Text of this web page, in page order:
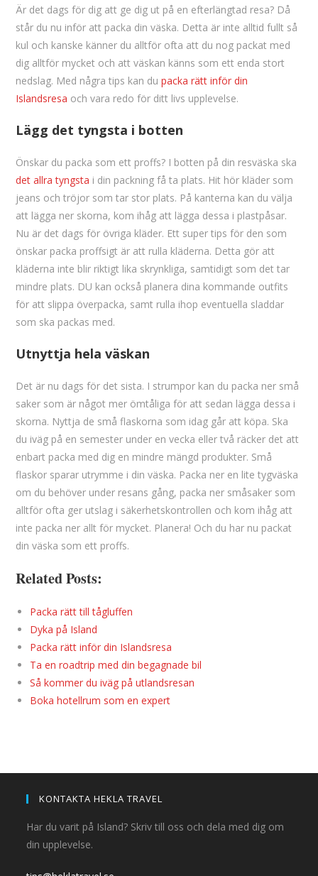
Är det dags för dig att ge dig ut på en efterlängtad resa? Då
står du nu inför att packa din väska. Detta är inte alltid fullt så
kul och kanske känner du alltför ofta att du nog packat med
dig alltför mycket och att väskan känns som ett enda stort
nedslag. Med några tips kan dupacka rätt inför din
Islandsresa och vara redo för ditt livs upplevelse.
Lägg det tyngsta i botten
Önskar du packa som ett proffs? I botten på din resväska ska
det allra tyngsta i din packning få ta plats. Hit hör kläder som
jeans och tröjor som tar stor plats. På kanterna kan du välja
att lägga ner skorna, kom ihåg att lägga dessa i plastpåsar.
Nu är det dags för övriga kläder. Ett super tips för den som
önskar packa proffsigt är att rulla kläderna. Detta gör att
kläderna inte blir riktigt lika skrynkliga, samtidigt som det tar
mindre plats. DU kan också planera dina kommande outfits
för att slippa överpacka, samt rulla ihop eventuella sladdar
som ska packas med.
Utnyttja hela väskan
Det är nu dags för det sista. I strumpor kan du packa ner små
saker som är något mer ömtåliga för att sedan lägga dessa i
skorna. Nyttja de små flaskorna som idag går att köpa. Ska
du iväg på en semester under en vecka eller två räcker det att
enbart packa med dig en mindre mängd produkter. Små
flaskor sparar utrymme i din väska. Packa ner en lite tygväska
om du behöver under resans gång, packa ner småsaker som
alltför ofta ger utslag i säkerhetskontrollen och kom ihåg att
inte packa ner allt för mycket. Planera! Och du har nu packat
din väska som ett proffs.
Related Posts:
Packa rätt till tågluffen
Dyka på Island
Packa rätt inför din Islandsresa
Ta en roadtrip med din begagnade bil
Så kommer du iväg på utlandsresan
Boka hotellrum som en expert
KONTAKTA HEKLA TRAVEL
Har du varit på Island? Skriv till oss och dela med dig om
din upplevelse.